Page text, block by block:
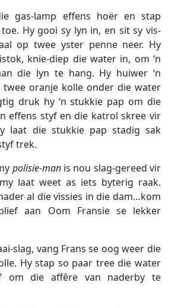
gas-lamp effens hoër en stap
Hy gooi sy lyn in, en sit sy vis-
op twee yster penne neer. Hy
knie-diep die water in, om ‘n
die lyn te hang. Hy huiwer ‘n
twee oranje kolle onder die water
druk hy ‘n stukkie pap om die
effens styf en die katrol skree vir
laat die stukkie pap stadig sak
trek.
polisie-manis nou slag-gereed vir
laat weet as iets byterig raak.
al die vissies in die dam…kom
aan Oom Fransie se lekker
slag, vang Frans se oog weer die
Hy stap so paar tree die water
die affêre van naderby te